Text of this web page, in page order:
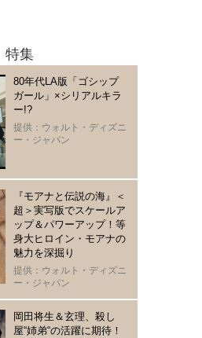
特集
80年代LA版「ゴシップ
ガール」×シリアルキラ
ー!?
提供：ウォルト・ディズニ
ー・ジャパン
『モアナと伝説の海』＜
超＞実写版でスケールア
ップ＆パワーアップ！等
身大ヒロイン・モアナの
魅力を深掘り
提供：ウォルト・ディズニ
ー・ジャパン
岡田将生＆玄理、殺し
屋“姉弟“の活躍に期待！